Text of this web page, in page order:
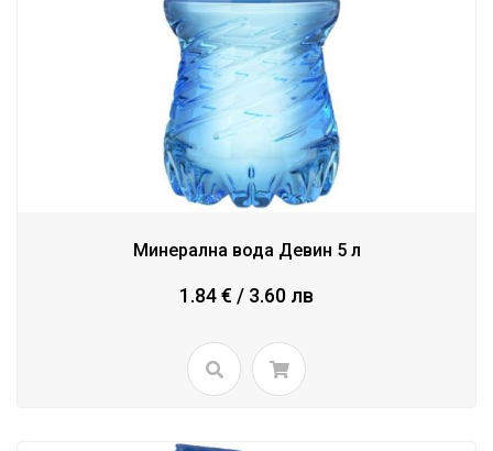
Минерална вода Девин 5 л
1.84 € / 3.60 лв